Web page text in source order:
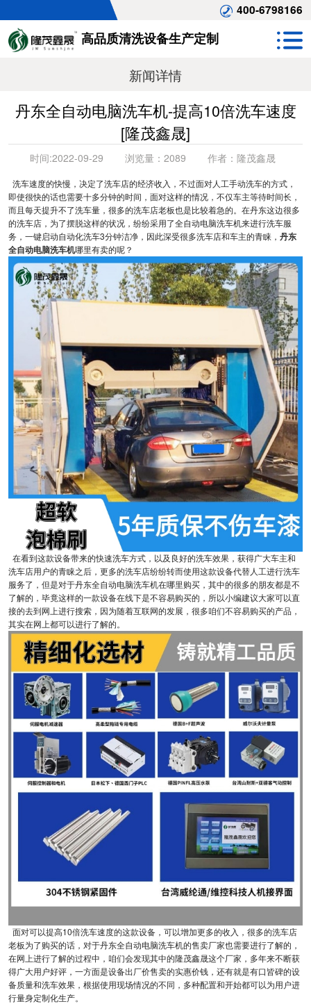
400-6798166
高品质清洗设备生产定制
新闻详情
丹东全自动电脑洗车机-提高10倍洗车速度
[隆茂鑫晟]
时间:2022-09-29 浏览量： 2089 作者： 隆茂鑫晟
洗车速度的快慢，决定了洗车店的经济收入，不过面对人工手动洗车的方式，
即使很快的话也需要十多分钟的时间，面对这样的情况，不仅车主等待时间长，
而且每天提升不了洗车量，很多的洗车店老板也是比较着急的。在丹东这边很多
的洗车店，为了摆脱这样的状况，纷纷采用了全自动电脑洗车机来进行洗车服
务，一键启动自动化洗车3分钟洁净，因此深受很多洗车店和车主的青睐， 丹东
全自动电脑洗车机哪里有卖的呢？
在看到这款设备带来的快速洗车方式，以及良好的洗车效果，获得广大车主和
洗车店用户的青睐之后，更多的洗车店纷纷转而使用这款设备代替人工进行洗车
服务了，但是对于丹东全自动电脑洗车机在哪里购买，其中的很多的朋友都是不
了解的，毕竟这样的一款设备在线下是不容易购买的，所以小编建议大家可以直
接的去到网上进行搜索，因为随着互联网的发展，很多咱们不容易购买的产品，
其实在网上都可以进行了解的。
面对可以提高10倍洗车速度的这款设备，可以增加更多的收入，很多的洗车店
老板为了购买的话，对于丹东全自动电脑洗车机的售卖厂家也需要进行了解的，
在网上进行了解的过程中，咱们会发现其中的隆茂鑫晟这个厂家，多年来不断获
得广大用户好评，一方面是设备出厂价售卖的实惠价钱，还有就是有口皆碑的设
备质量和洗车效果，根据使用现场情况的不同，多种配置和开始都可以为用户进
行量身定制化生产。